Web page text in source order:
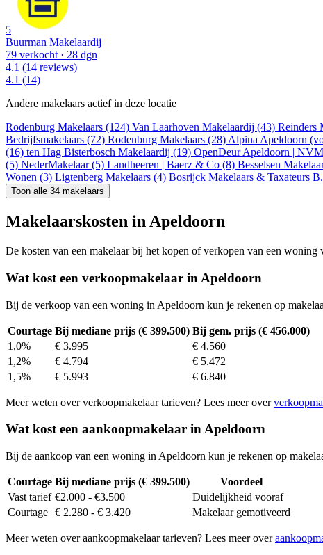
5
Buurman Makelaardij
79 verkocht · 28 dgn
4.1 (14 reviews)
4.1 (14)
Andere makelaars actief in deze locatie
Rodenburg Makelaars (124) Van Laarhoven Makelaardij (43) Reinders
Bedrijfsmakelaars (72) Rodenburg Makelaars (28) Alpina Apeldoorn
(16) ten Hag Bisterbosch Makelaardij (19) OpenDeur Apeldoorn |
(5) NederMakelaar (5) Landheeren | Baerz & Co (8) Besselsen
Wonen (3) Ligtenberg Makelaars (4) Bosrijck Makelaars & Taxateurs
Toon alle 34 makelaars
Makelaarskosten in Apeldoorn
De kosten van een makelaar bij het kopen of verkopen van een
Wat kost een verkoopmakelaar in Apeldoorn
Bij de verkoop van een woning in Apeldoorn kun je rekenen op
Courtage Bij mediane prijs (€ 399.500) Bij gem. prijs (€ 456.000)
1,0%
€ 3.995
€ 4.560
1,2%
€ 4.794
€ 5.472
1,5%
€ 5.993 € 6.840
Meer weten over verkoopmakelaar tarieven? Lees meer over
Wat kost een aankoopmakelaar in Apeldoorn
Bij de aankoop van een woning in Apeldoorn kun je rekenen op
Courtage Bij mediane prijs (€ 399.500)
Voordeel
Vast tarief €2.000 - €3.500
Duidelijkheid vooraf
Courtage € 2.280 - € 3.420 Makelaar gemotiveerd
Meer weten over aankoopmakelaar tarieven? Lees meer over